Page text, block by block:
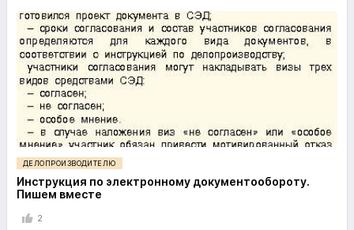
ДЕЛОПРОИЗВОДИТЕЛЮ
Инструкция по электронному документообороту.
Пишем вместе
2